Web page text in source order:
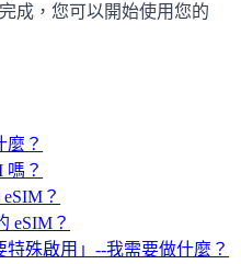
成，您可以開始使用您的
麼？
嗎？
？
eSIM？
殊啟用」--我需要做什麼？